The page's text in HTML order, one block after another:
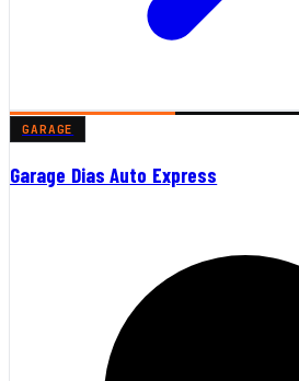
GARAGE
Garage Dias Auto Express